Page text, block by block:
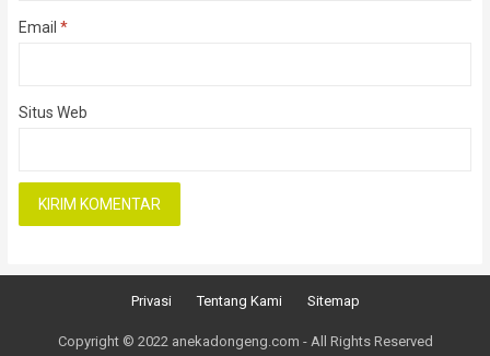
Email *
Situs Web
Privasi Tentang Kami Sitemap
Copyright © 2022 anekadongeng.com - All Rights Reserved